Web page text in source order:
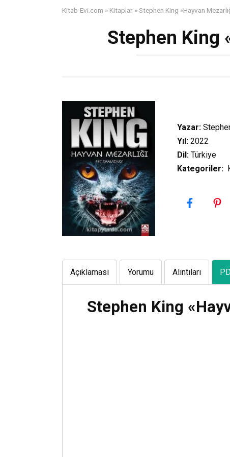
Kitab-Evi.com » Kitaplar »Stephen King «Hayvan
Stephen King
Yazar:
Yıl: 2022
Dil: Türkiye
Kategoriler:
Açıklaması Yorumu Alıntıları
Stephen King